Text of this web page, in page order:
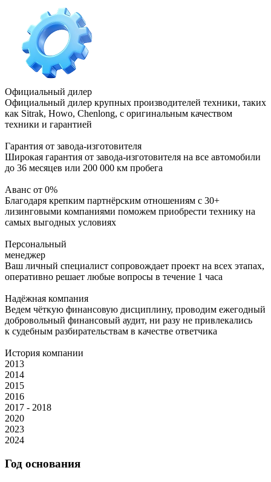
Официальный дилер
Официальный дилер крупных производителей техники, таких
как Sitrak, Howo, Chenlong, с оригинальным качеством
техники и гарантией
Гарантия от завода-изготовителя
Широкая гарантия от завода-изготовителя на все автомобили
до 36 месяцев или 200 000 км пробега
Аванс от 0%
Благодаря крепким партнёрским отношениям с 30+
лизинговыми компаниями поможем приобрести технику на
самых выгодных условиях
Персональный
менеджер
Ваш личный специалист сопровождает проект на всех этапах,
оперативно решает любые вопросы в течение 1 часа
Надёжная компания
Ведем чёткую финансовую дисциплину, проводим ежегодный
добровольный финансовый аудит, ни разу не привлекались
к судебным разбирательствам в качестве ответчика
История компании
2013
2014
2015
2016
2017 - 2018
2020
2023
2024
Год основания